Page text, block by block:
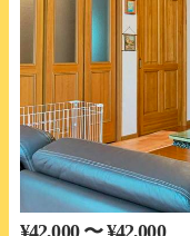
¥42,000 〜 ¥42,000